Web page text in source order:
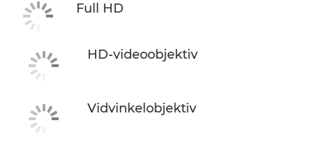
Full HD
HD-videoobjektiv
Vidvinkelobjektiv